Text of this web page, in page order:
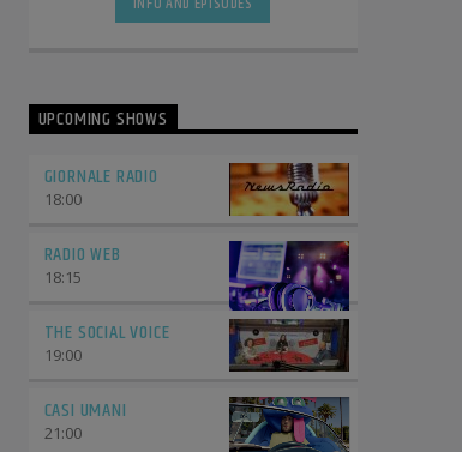
UPCOMING SHOWS
GIORNALE RADIO
18:00
RADIO WEB
18:15
THE SOCIAL VOICE
19:00
CASI UMANI
21:00